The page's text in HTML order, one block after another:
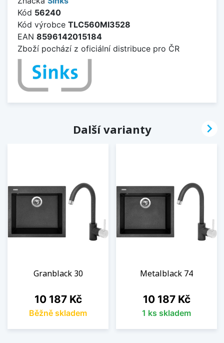
Kód 56240
Kód výrobce TLC560MI3528
EAN 8596142015184
Zboží pochází z oficiální distribuce pro ČR
Další varianty
Granblack 30
Cena
10 187 Kč
Běžně skladem
Metalblack 74
Cena
10 187 Kč
1 ks skladem
